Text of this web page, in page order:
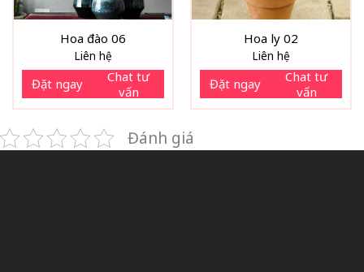
Hoa đào 06
Liên hệ
Đặt ngay
Chat tư
vấn
Hoa ly 02
Liên hệ
Đặt ngay
Chat tư
vấn
Đánh giá